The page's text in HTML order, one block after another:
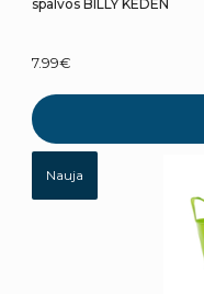
spalvos BILLY KEDEN
7.99€
Nauja